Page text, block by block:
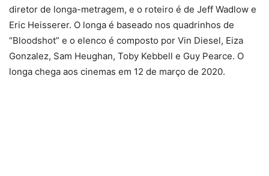
diretor de longa-metragem, e o roteiro é de Jeff Wadlow e
Eric Heisserer. O longa é baseado nos quadrinhos de
“Bloodshot” e o elenco é composto por Vin Diesel, Eiza
Gonzalez, Sam Heughan, Toby Kebbell e Guy Pearce. O
longa chega aos cinemas em 12 de março de 2020.